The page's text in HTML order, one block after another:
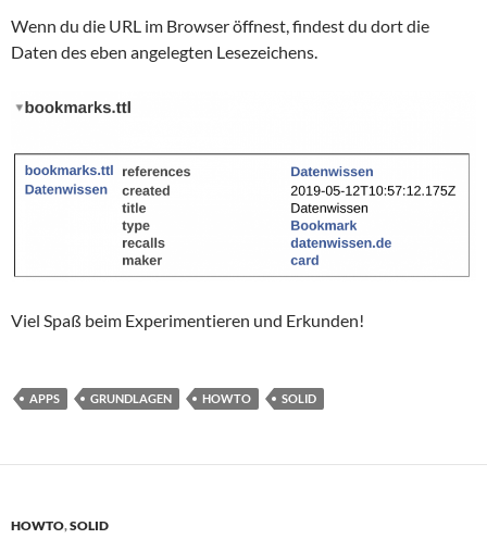
Wenn du die URL im Browser öffnest, findest du dort die
Daten des eben angelegten Lesezeichens.
Viel Spaß beim Experimentieren und Erkunden!
APPS GRUNDLAGEN HOWTO SOLID
HOWTO,SOLID